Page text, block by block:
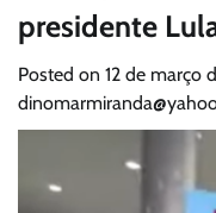
presidente
Posted on 12 de março